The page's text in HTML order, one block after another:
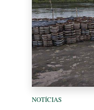
NOTÍCIAS